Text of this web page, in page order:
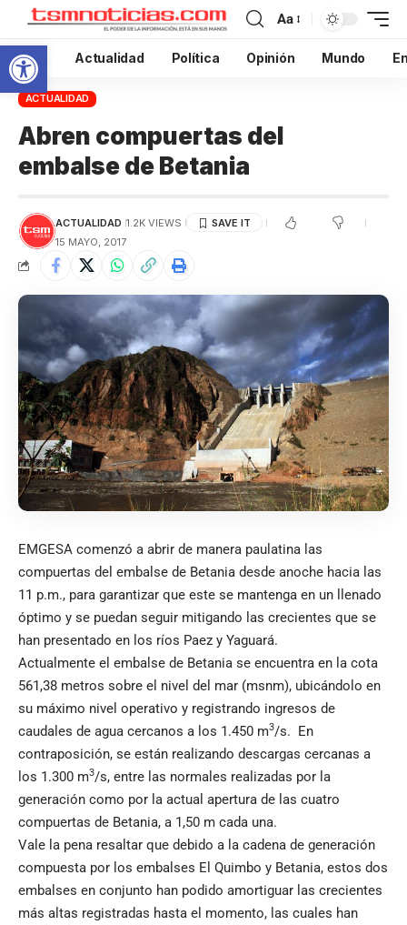
Abrir barra de herramientas
Aa
Inicio Actualidad Política Opinión Mundo
ACTUALIDAD
Abren compuertas del
embalse de Betania
ACTUALIDAD 1.2K VIEWS
15 MAYO, 2017
EMGESA comenzó a abrir de manera paulatina las
compuertas del embalse de Betania desde anoche hacia las
11 p.m., para garantizar que este se mantenga en un llenado
óptimo y se puedan seguir mitigando las crecientes que se
han presentado en los ríos Paez y Yaguará.
Actualmente el embalse de Betania se encuentra en la cota
561,38 metros sobre el nivel del mar (msnm), ubicándolo en
su máximo nivel operativo y registrando ingresos de
caudales de agua cercanos a los 1.450 m3/s. En
contraposición, se están realizando descargas cercanas a
los 1.300 m3/s, entre las normales realizadas por la
generación como por la actual apertura de las cuatro
compuertas de Betania, a 1,50 m cada una.
Vale la pena resaltar que debido a la cadena de generación
compuesta por los embalses El Quimbo y Betania, estos dos
embalses en conjunto han podido amortiguar las crecientes
más altas registradas hasta el momento, las cuales han